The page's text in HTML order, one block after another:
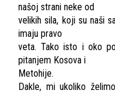
našoj strani neke od
velikih sila, koji su naši
imaju pravo
veta. Tako isto i oko
pitanjem Kosova i
Metohije.
Dakle, mi ukoliko